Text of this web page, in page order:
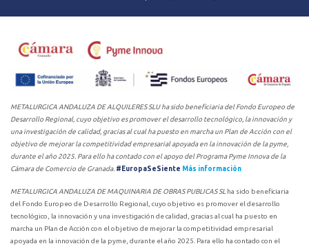
METALURGICA ANDALUZA DE ALQUILERES SLU ha sido beneficiaria del Fondo Europeo de
Desarrollo Regional, cuyo objetivo es promover el desarrollo tecnológico, la innovación y
una investigación de calidad, gracias al cual ha puesto en marcha un Plan de Acción con el
objetivo de mejorar la competitividad empresarial apoyada en la innovación de la pyme,
durante el año 2025. Para ello ha contado con el apoyo del Programa Pyme Innova de la
Cámara de Comercio de Granada. #EuropaSeSiente Más información
METALURGICA ANDALUZA DE MAQUINARIA DE OBRAS PUBLICAS SL ha sido beneficiaria
del Fondo Europeo de Desarrollo Regional, cuyo objetivo es promover el desarrollo
tecnológico, la innovación y una investigación de calidad, gracias al cual ha puesto en
marcha un Plan de Acción con el objetivo de mejorar la competitividad empresarial
apoyada en la innovación de la pyme, durante el año 2025. Para ello ha contado con el